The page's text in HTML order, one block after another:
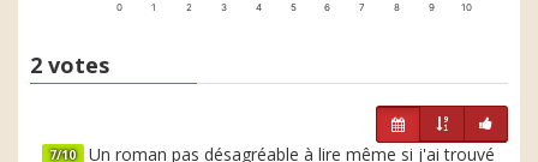
0 1 2 3 4 5 6 7 8 9 10
2 votes
7/10 Un roman pas désagréable à lire même si j'ai trouvé